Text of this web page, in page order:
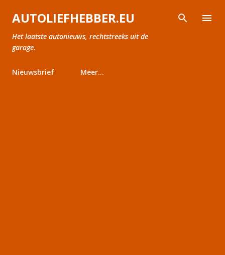
Doorgaan naar hoofdcontent
AUTOLIEFHEBBER.EU
Het laatste autonieuws, rechtstreeks uit de
garage.
Nieuwsbrief Meer…